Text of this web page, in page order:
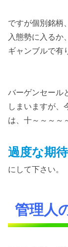
ですが個別銘柄
入態勢に入るか
ギャンブルで有
バーゲンセール
しまいますが、
は、十～～～～
過度な期待
にして下さい。
管理人